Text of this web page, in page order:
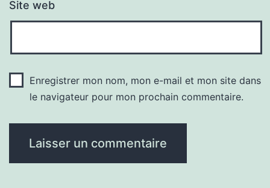
Site web
Enregistrer mon nom, mon e-mail et mon site dans
le navigateur pour mon prochain commentaire.